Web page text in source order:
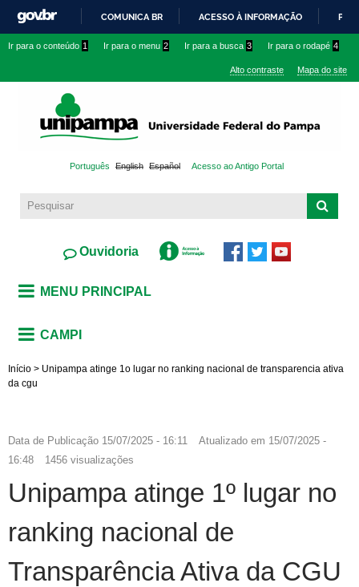
conteúdo
IR
O
COMUNICA BR ACESSO À INFORMAÇÃO
Ir para o conteúdo 1 Ir para o menu 2 Ir para a busca 3 Ir para o rodapé 4
Alto contraste Mapa do site
Português English Español Acesso ao Antigo Portal
Ouvidoria
MENU PRINCIPAL
CAMPI
Início > Unipampa atinge 1o lugar no ranking nacional de transparencia ativa
da cgu
Data de Publicação 15/07/2025 - 16:11 Atualizado em 15/07/2025 -
16:48
1456 visualizações
Unipampa atinge 1º lugar no
ranking nacional de
Transparência Ativa da CGU